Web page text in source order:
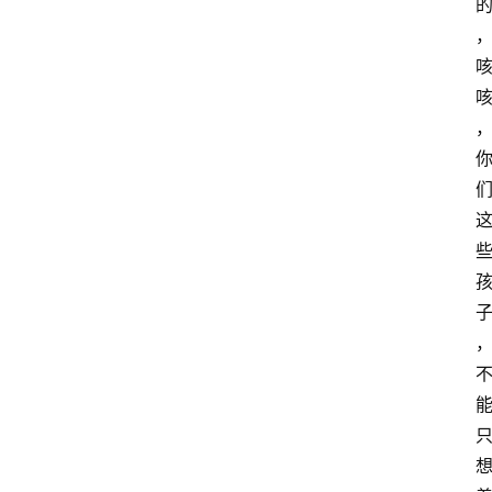
的
，
咳
咳
，
你
们
这
些
孩
子
，
不
能
只
想